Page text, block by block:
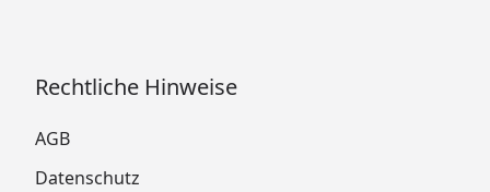
Rechtliche Hinweise
AGB
Datenschutz